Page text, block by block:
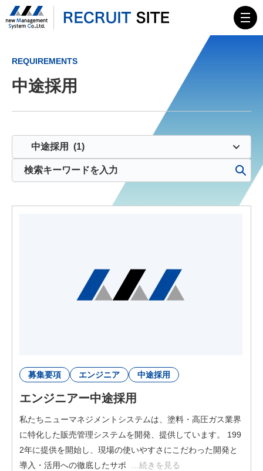
TOP
HISTORY
ニューマネイズム
募集要項
ソリューション営業
営業事務
#ニューマネのすみっこ
エントリー
REQUIREMENTS
中途採用
募集要項 エンジニア 中途採用
エンジニアー中途採用
私たちニューマネジメントシステムは、塗料・高圧ガス業界
に特化した販売管理システムを開発、提供しています。 199
2年に提供を開始し、現場の使いやすさにこだわった開発と
導入・活用への徹底したサポ
…続きを見る